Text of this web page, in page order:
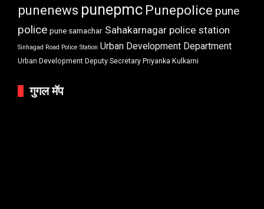
punenews punepmc Punepolice pune
police pune samachar Sahakarnagar police station
Sinhagad Road Police Station Urban Development Department
Urban Development Deputy Secretary Priyanka Kulkarni
गुगल मॅप